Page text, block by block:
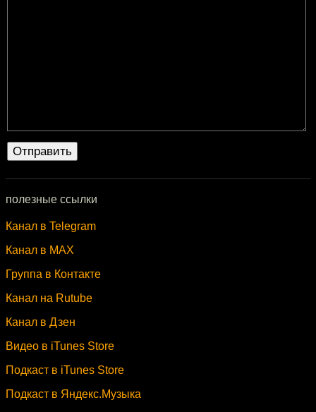
полезные ссылки
Канал в Telegram
Канал в MAX
Группа в Контакте
Канал на Rutube
Канал в Дзен
Видео в iTunes Store
Подкаст в iTunes Store
Подкаст в Яндекс.Музыка